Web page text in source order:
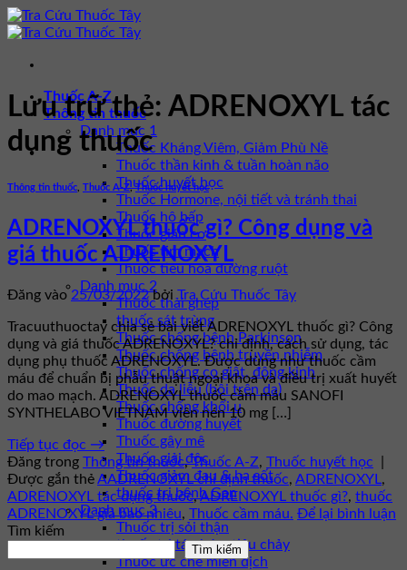
Bỏ
qua
dung
Thuốc A-Z
Thông tin thuốc
Danh mục 1
Thuốc Kháng Viêm, Giảm Phù Nề
Thuốc thần kinh & tuần hoàn não
Thuốc huyết học
Thuốc Hormone, nội tiết và tránh thai
Thuốc hô hấp
Thuốc giãn cơ
Thuốc tim mạch
Thuốc tiêu hóa đường ruột
Danh mục 2
Thuốc thải ghép
thuốc sát trùng
Thuốc chống bệnh Parkinson
Thuốc chống bệnh truyền nhiễm
Thuốc chống co giật, động kinh
Thuốc da liễu (bôi trên da)
Thuốc chống khối u
Thuốc đường huyết
Thuốc gây mê
Thuốc giải độc
Thuốc giảm đau & hạ sốt
thuốc trị bệnh Gan
Danh mục 3
Thuốc trị sỏi thận
thuốc trị táo bón, tiêu chảy
Thuốc ức chế miễn dịch
Lưu trữ thẻ: ADRENOXYL tác
dụng thuốc
Thông tin thuốc, Thuốc A-Z,Thuốc huyết học
ADRENOXYL thuốc gì? Công dụng và
giá thuốc ADRENOXYL
Đăng vào 25/03/2022 bởiTra Cứu Thuốc Tây
Tracuuthuoctay chia sẻ bài viết ADRENOXYL thuốc gì? Công
dụng và giá thuốc ADRENOXYL? chỉ định, cách sử dụng, tác
dụng phụ thuốc ADRENOXYL. Được dùng như thuốc cầm
máu để chuẩn bị phẫu thuật ngoại khoa và điều trị xuất huyết
do mao mạch. ADRENOXYL thuốc cầm máu SANOFI
SYNTHELABO VIETNAM viên nén 10 mg […]
Tiếp tục đọc →
Đăng trong Thông tin thuốc,Thuốc A-Z, Thuốc huyết học
Được gắn thẻAADRENOXYL chỉ định thuốc, ADRENOXYL,
ADRENOXYL tác dụng thuốc,ADRENOXYL thuốc gì?, thuốc
ADRENOXYL giá bao nhiêu, Thuốc cầm máu. Để lại bình luận
Tìm kiếm
Tìm kiếm